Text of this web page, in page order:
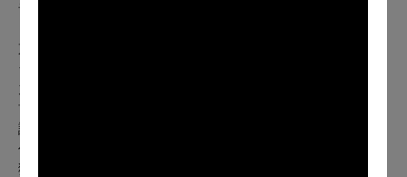
音樂獎學金。
東吳松怡廳場 - 小提琴學生獨奏家/楊靜
台南人，現就讀台大會計系三年級。
九歲考入台南市永福國小音樂班，主修小提琴，期間擔任樂團
首席並獲選黃俊文大師班指導，以術科第一名畢業；國高中就
讀台南市港明高級中學；現就讀國立台灣大學會計系，同時擔
任台大交響樂團首席。112學年度台北市學生音樂比賽小提琴
獨奏大專B組獲得第一名，代表台北市榮獲112學年度全國學